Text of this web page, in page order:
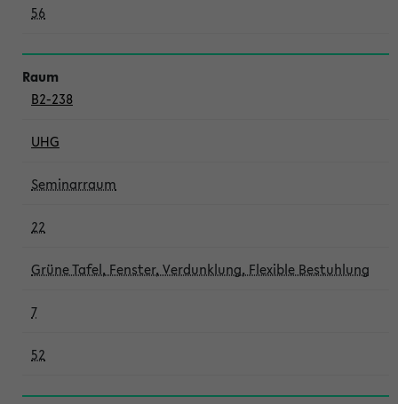
56
B2-238
UHG
Seminarraum
22
Grüne Tafel, Fenster, Verdunklung, Flexible Bestuhlung
7
52